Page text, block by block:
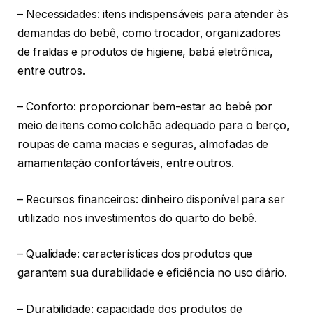
– Necessidades: itens indispensáveis para atender às
demandas do bebê, como trocador, organizadores
de fraldas e produtos de higiene, babá eletrônica,
entre outros.
– Conforto: proporcionar bem-estar ao bebê por
meio de itens como colchão adequado para o berço,
roupas de cama macias e seguras, almofadas de
amamentação confortáveis, entre outros.
– Recursos financeiros: dinheiro disponível para ser
utilizado nos investimentos do quarto do bebê.
– Qualidade: características dos produtos que
garantem sua durabilidade e eficiência no uso diário.
– Durabilidade: capacidade dos produtos de